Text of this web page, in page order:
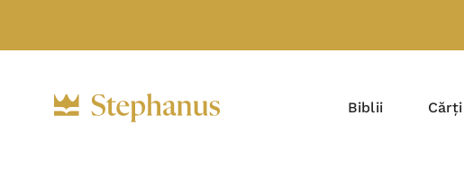
Biblii Cărți